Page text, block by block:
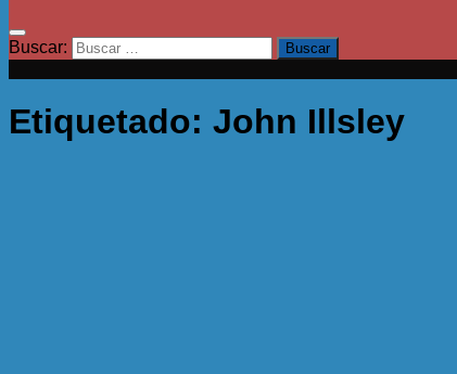
Buscar:
Etiquetado: John Illsley